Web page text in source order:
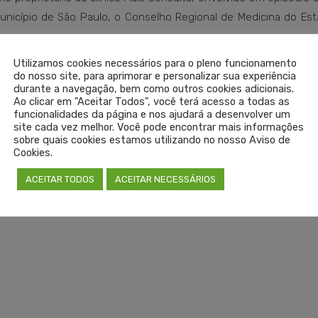
de São Paulo, o Conselho Regional de Medicina do
em outubro de 2015, apresentando ata de formatura e
pelo Cremers, que encaminhou questionamento sobre a
– Faculdades Unificadas, de Teresópolis (RJ), que
diploma e da ata de formatura.
de Medicina do Estado de São Paulo (Cremesp) e o
Utilizamos cookies necessários para o pleno funcionamento
do nosso site, para aprimorar e personalizar sua experiência
durante a navegação, bem como outros cookies adicionais.
Ao clicar em "Aceitar Todos", você terá acesso a todas as
funcionalidades da página e nos ajudará a desenvolver um
site cada vez melhor. Você pode encontrar mais informações
sobre quais cookies estamos utilizando no nosso Aviso de
Cookies.
ACEITAR TODOS ACEITAR NECESSÁRIOS